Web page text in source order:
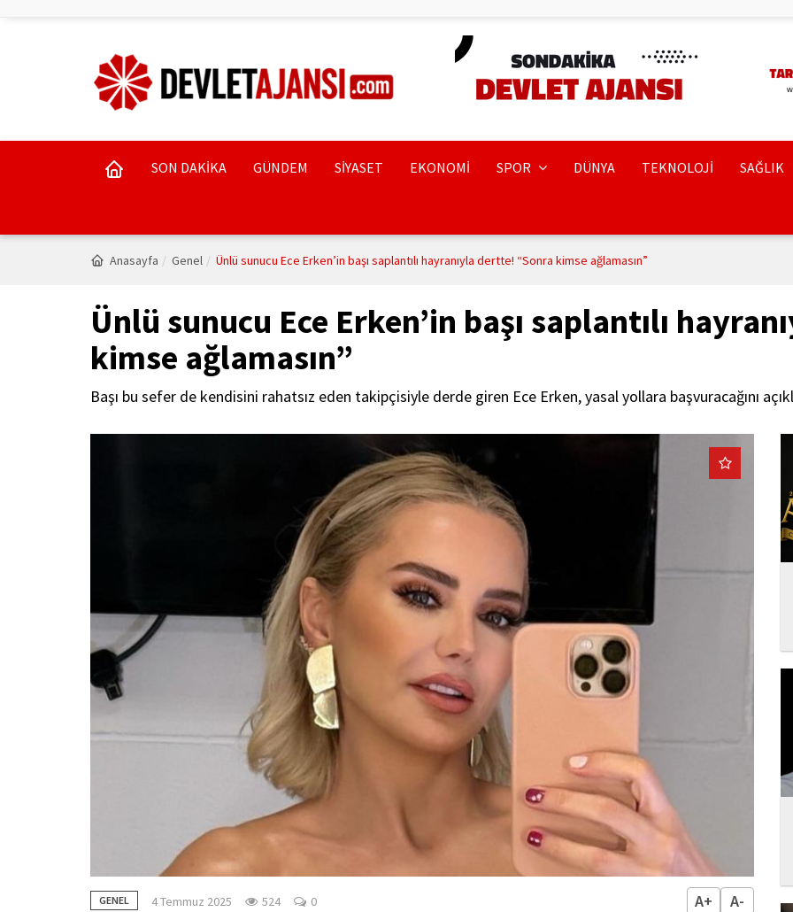
SON DAKİKA GÜNDEM SİYASET EKONOMİ SPOR DÜNYA TEKNOLOJİ SAĞLIK
Anasayfa Genel Ünlü sunucu Ece Erken’in başı saplantılı hayranıyla dertte! “Sonra kimse ağlamasın”
Ünlü sunucu Ece Erken’in başı saplantılı
kimse ağlamasın”
Başı bu sefer de kendisini rahatsız eden takipçisiyle derde giren Ece Erken, yasal yollara başvuracağını
GENEL 4 Temmuz 2025 524 0 A+ A-